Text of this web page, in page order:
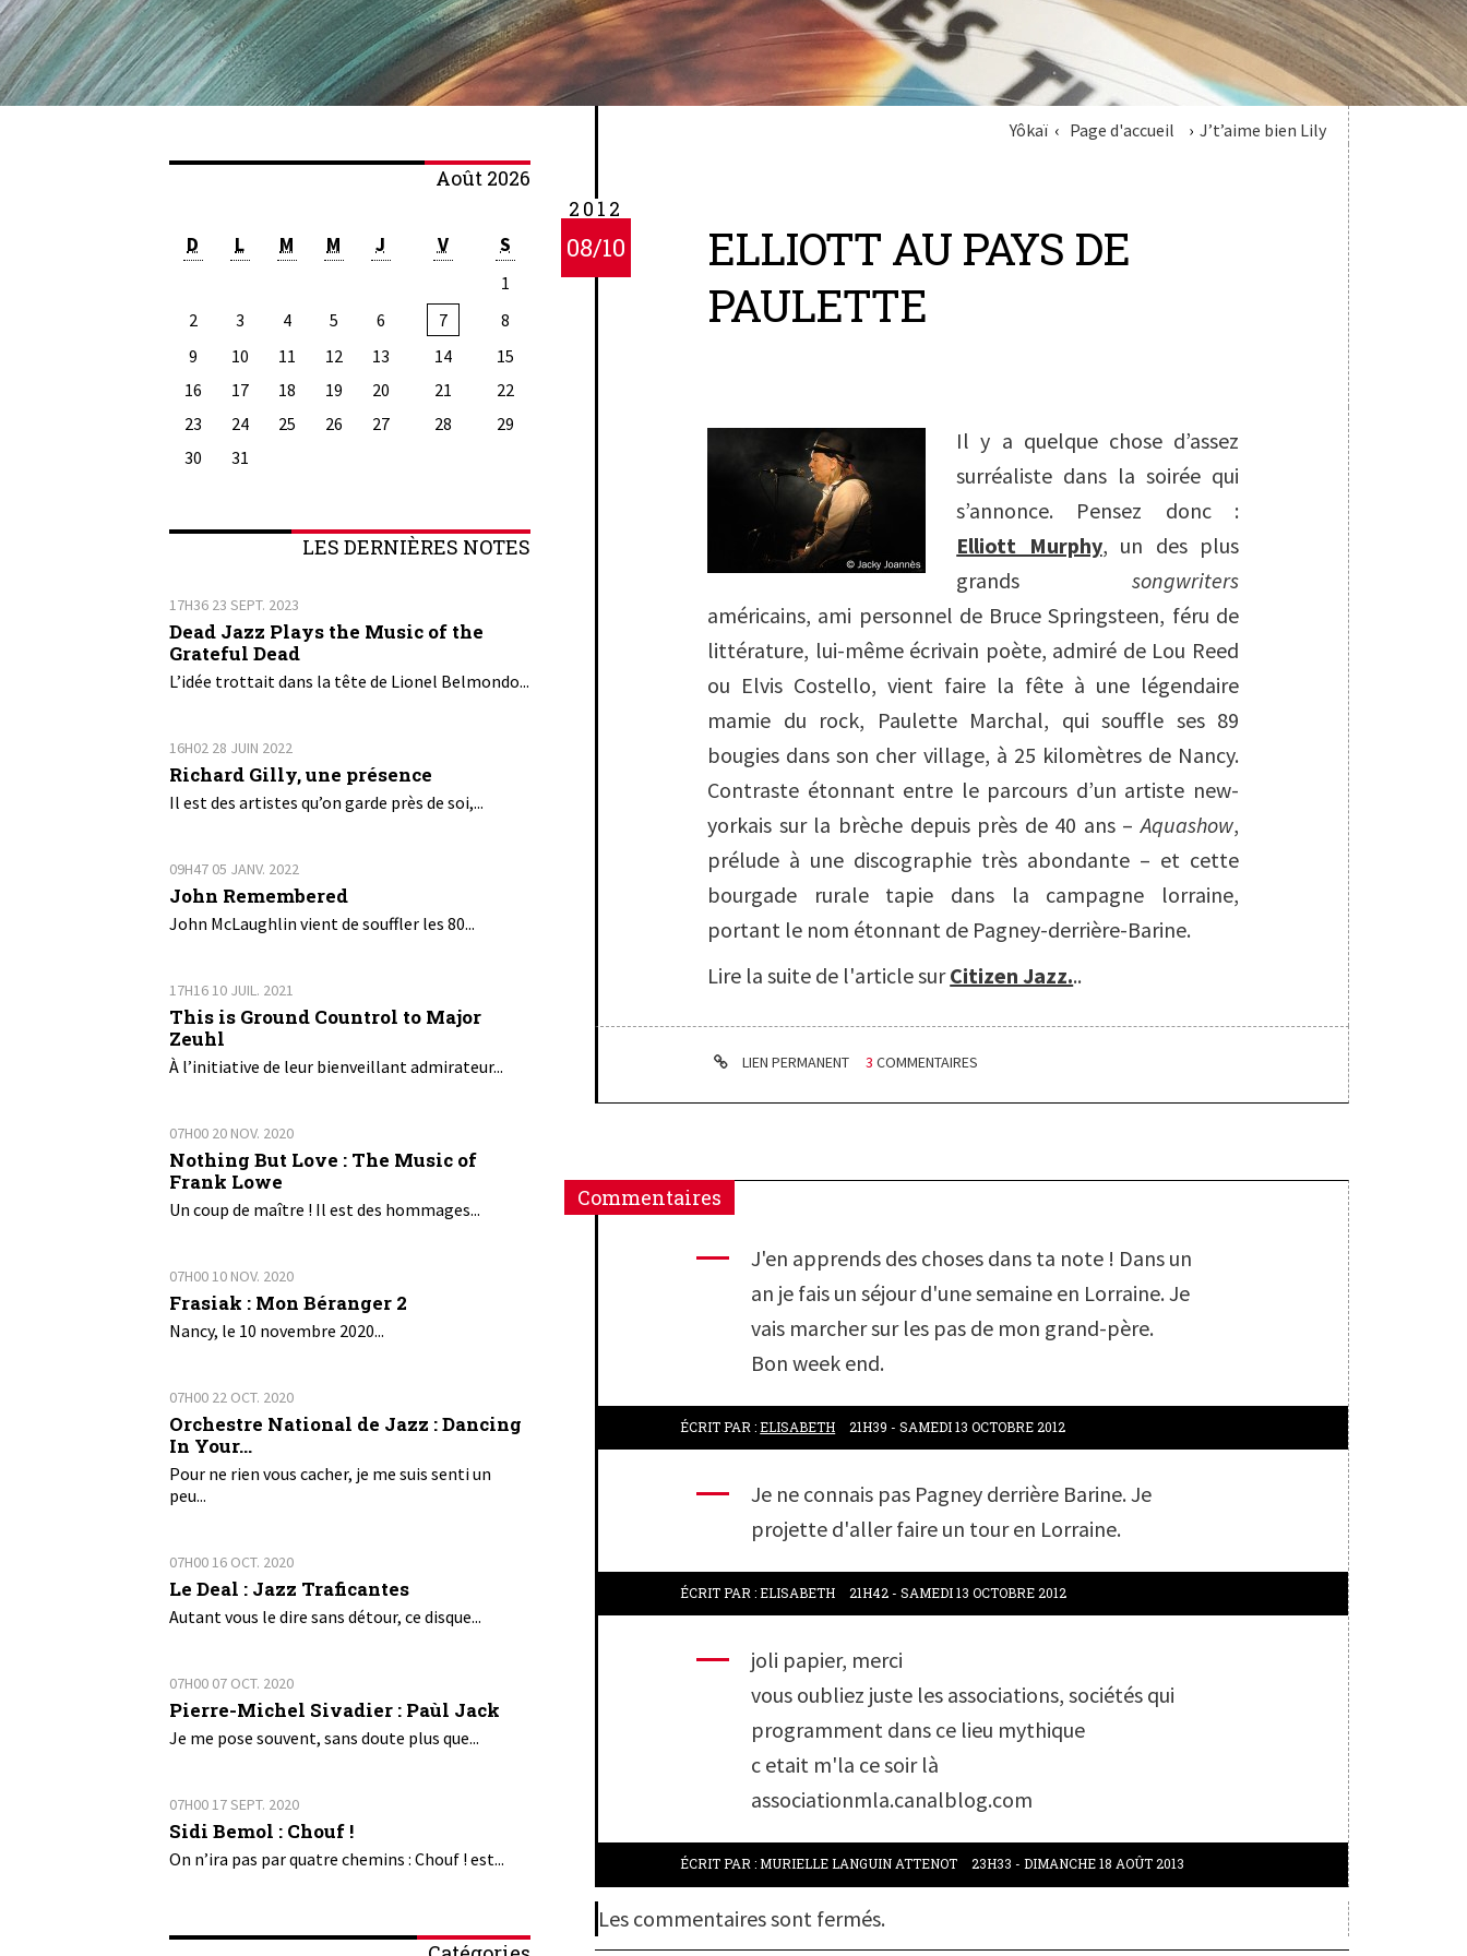
Août 2026
D L M M J V S
1
2
3 4 5 6 7
8
9
10 11 12 13 14
15
16
17 18 19 20 21
22
23
24 25 26 27 28
29
30
31
LES DERNIÈRES NOTES
17H36 23 SEPT. 2023
Dead Jazz Plays the Music of the
Grateful Dead
L’idée trottait dans la tête de Lionel Belmondo...
16H02 28 JUIN 2022
Richard Gilly, une présence
Il est des artistes qu’on garde près de soi,...
09H47 05 JANV. 2022
John Remembered
John McLaughlin vient de souffler les 80...
17H16 10 JUIL. 2021
This is Ground Countrol to Major
Zeuhl
À l’initiative de leur bienveillant admirateur...
07H00 20 NOV. 2020
Nothing But Love : The Music of
Frank Lowe
Un coup de maître ! Il est des hommages...
07H00 10 NOV. 2020
Frasiak : Mon Béranger 2
Nancy, le 10 novembre 2020...
07H00 22 OCT. 2020
Orchestre National de Jazz : Dancing
In Your...
Pour ne rien vous cacher, je me suis senti un
peu...
07H00 16 OCT. 2020
Le Deal : Jazz Traficantes
Autant vous le dire sans détour, ce disque...
07H00 07 OCT. 2020
Pierre-Michel Sivadier : Paùl Jack
Je me pose souvent, sans doute plus que...
07H00 17SEPT. 2020
Sidi Bemol : Chouf !
On n’ira pas par quatre chemins : Chouf ! est...
Yôkaï Page d'accueil J’t’aime bien Lily
2012
08/10
ELLIOTT AU PAYS DE
PAULETTE
Il y a quelque chose d’assez
surréaliste dans la soirée qui
s’annonce. Pensez donc :
Elliott Murphy, un des plus
grands songwriters
américains, ami personnel de Bruce Springsteen, féru de
littérature, lui-même écrivain poète, admiré de Lou Reed
ou Elvis Costello, vient faire la fête à une légendaire
mamie du rock, Paulette Marchal, qui souffle ses 89
bougies dans son cher village, à 25 kilomètres de Nancy.
Contraste étonnant entre le parcours d’un artiste new-
yorkais sur la brèche depuis près de 40 ans –Aquashow,
prélude à une discographie très abondante – et cette
bourgade rurale tapie dans la campagne lorraine,
portant le nom étonnant de Pagney-derrière-Barine.
Lire la suite de l'article surCitizen Jazz...
LIEN PERMANENT 3 COMMENTAIRES
Commentaires
J'en apprends des choses dans ta note ! Dans un
an je fais un séjour d'une semaine en Lorraine. Je
vais marcher sur les pas de mon grand-père.
Bon week end.
ÉCRIT PAR :ELISABETH 21H39 -SAMEDI 13 OCTOBRE 2012
Je ne connais pas Pagney derrière Barine. Je
projette d'aller faire un tour en Lorraine.
ÉCRIT PAR :ELISABETH 21H42 -SAMEDI 13 OCTOBRE 2012
joli papier, merci
vous oubliez juste les associations, sociétés qui
programment dans ce lieu mythique
c etait m'la ce soir là
associationmla.canalblog.com
ÉCRIT PAR :MURIELLE LANGUIN ATTENOT 23H33 -DIMANCHE 18 AOÛT 2013
Les commentaires sont fermés.